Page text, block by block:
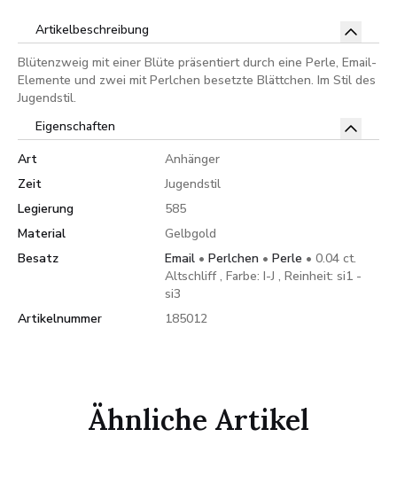
Artikelbeschreibung
Blütenzweig mit einer Blüte präsentiert durch eine Perle, Email-
Elemente und zwei mit Perlchen besetzte Blättchen. Im Stil des
Jugendstil.
Eigenschaften
Art
Anhänger
Zeit
Jugendstil
Legierung
585
Material
Gelbgold
Besatz
Email • Perlchen • Perle • 0.04 ct.
Altschliff , Farbe: I-J , Reinheit: si1 -
si3
Artikelnummer
185012
Ähnliche Artikel